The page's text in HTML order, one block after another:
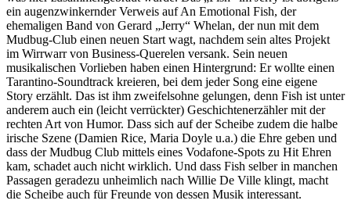
ein augenzwinkernder Verweis auf An Emotional Fish, der
ehemaligen Band von Gerard „Jerry“ Whelan, der nun mit dem
Mudbug-Club einen neuen Start wagt, nachdem sein altes Projekt
im Wirrwarr von Business-Querelen versank. Sein neuen
musikalischen Vorlieben haben einen Hintergrund: Er wollte einen
Tarantino-Soundtrack kreieren, bei dem jeder Song eine eigene
Story erzählt. Das ist ihm zweifelsohne gelungen, denn Fish ist unter
anderem auch ein (leicht verrückter) Geschichtenerzähler mit der
rechten Art von Humor. Dass sich auf der Scheibe zudem die halbe
irische Szene (Damien Rice, Maria Doyle u.a.) die Ehre geben und
dass der Mudbug Club mittels eines Vodafone-Spots zu Hit Ehren
kam, schadet auch nicht wirklich. Und dass Fish selber in manchen
Passagen geradezu unheimlich nach Willie De Ville klingt, macht
die Scheibe auch für Freunde von dessen Musik interessant.